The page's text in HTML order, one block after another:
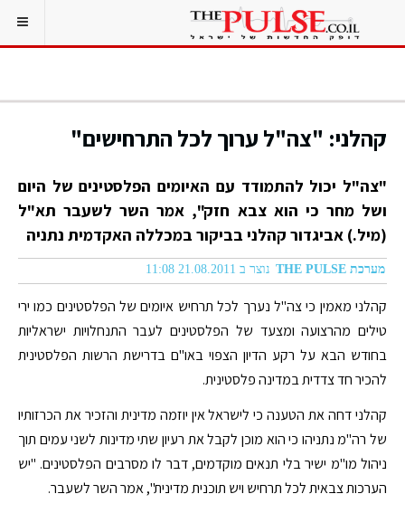
קהלני: "צה"ל ערוך לכל התרחישים"
"צה"ל יכול להתמודד עם האיומים הפלסטינים של היום
ושל מחר כי הוא צבא חזק", אמר השר לשעבר תא"ל
(מיל.) אביגדור קהלני בביקור במכללה האקדמית נתניה
מערכת THE PULSE נוצר ב 21.08.2011 11:08
קהלני מאמין כי צה"ל נערך לכל תרחיש איומים של הפלסטינים כמו ירי
טילים מהרצועה ומצעד של הפלסטינים לעבר התנחלויות ישראליות
בחודש הבא על רקע הדיון הצפוי באו"ם בדרישת הרשות הפלסטינית
להכיר חד צדדית במדינה פלסטינית.
קהלני דחה את הטענה כי לישראל אין יוזמה מדינית והזכיר את הכרזותיו
של רה"מ נתניהו כי הוא מוכן לקבל את רעיון שתי מדינות לשני עמים תוך
ניהול מו"מ ישיר בלי תנאים מוקדמים, דבר לו מסרבים הפלסטינים. "יש
הערכות צבאית לכל תרחיש ויש תוכנית מדינית", אמר השר לשעבר.